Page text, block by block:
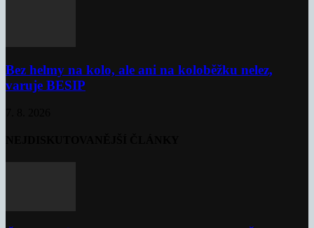
Bez helmy na kolo, ale ani na koloběžku nelez,
varuje BESIP